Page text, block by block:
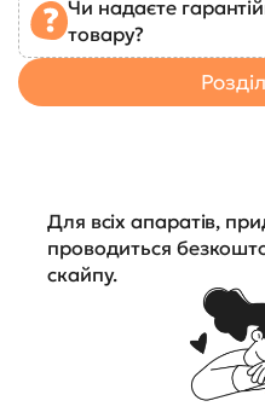
Чи надаєте
товару?
Для всіх апаратів,
проводиться
скайпу.